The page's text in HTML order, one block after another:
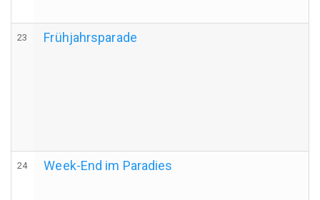
23 Frühjahrsparade
24 Week-End im Paradies